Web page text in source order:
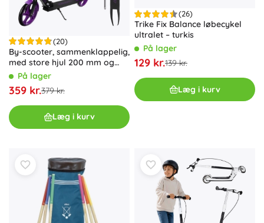
(20)
By-scooter, sammenklappelig,
med store hjul 200 mm og
fodbremse – Lilla
På lager
359 kr.379 kr.
Læg i kurv
(26)
Trike Fix Balance løbecykel
ultralet – turkis
På lager
129 kr.139 kr.
Læg i kurv